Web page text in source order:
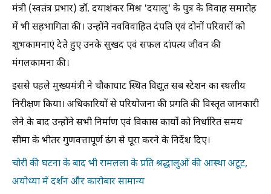
मंत्री (स्वतंत्र प्रभार) डॉ. दयाशंकर मिश्र 'दयालु' के पुत्र के विवाह समारोह
में भी सहभागिता की। उन्होंने नवविवाहित दंपति एवं दोनों परिवारों को
शुभकामनाएं देते हुए उनके सुखद एवं सफल दांपत्य जीवन की
मंगलकामना की।
इससे पहले मुख्यमंत्री ने चौकाघाट स्थित विद्युत सब स्टेशन का स्थलीय
निरीक्षण किया। अधिकारियों से परियोजना की प्रगति की विस्तृत जानकारी
लेने के बाद उन्होंने सभी निर्माण एवं विकास कार्यों को निर्धारित समय
सीमा के भीतर गुणवत्तापूर्ण ढंग से पूरा करने के निर्देश दिए।
चोरी की घटना के बाद भी रामलला के प्रति श्रद्धालुओं की आस्था अटूट,
अयोध्या में दर्शन और कारोबार सामान्य